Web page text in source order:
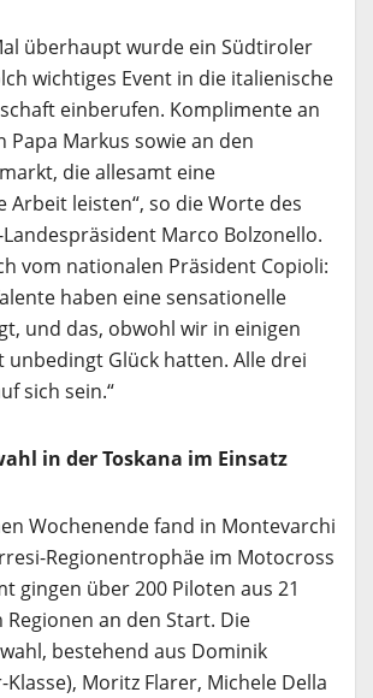
überhaupt wurde ein Südtiroler
wichtiges Event in die italienische
einberufen. Komplimente an
Papa Markus sowie an den
die allesamt eine
Arbeit leisten“, so die Worte des
Marco Bolzonello.
vom nationalen Präsident Copioli:
haben eine sensationelle
und das, obwohl wir in einigen
unbedingt Glück hatten. Alle drei
sich sein.“
in der Toskana im Einsatz
Wochenende fand in Montevarchi
Regionentrophäe im Motocross
gingen über 200 Piloten aus 21
an den Start. Die
bestehend aus Dominik
Moritz Flarer, Michele Della